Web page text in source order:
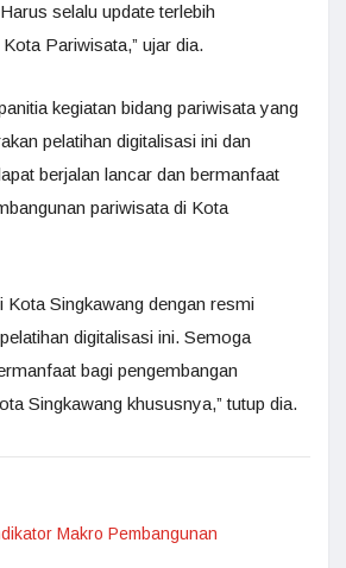
selalu update terlebih
Pariwisata,” ujar dia.
kegiatan bidang pariwisata yang
pelatihan digitalisasi ini dan
berjalan lancar dan bermanfaat
pariwisata di Kota
Kota Singkawang dengan resmi
digitalisasi ini. Semoga
bagi pengembangan
Singkawang khususnya,” tutup dia.
Makro Pembangunan